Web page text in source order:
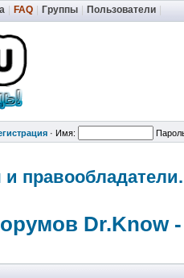
FAQ Группы Пользователи
· Имя:
правообладат
Dr.Know